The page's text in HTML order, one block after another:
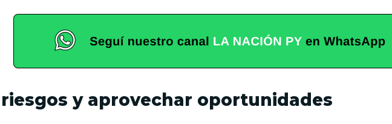
y aprovechar oportunidades